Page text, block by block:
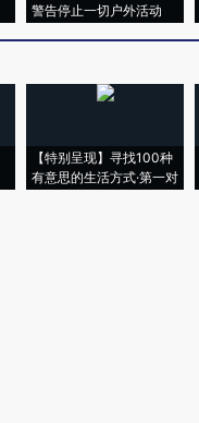
警告停止一切户外活动
【特别呈现】寻找100种
有意思的生活方式·第一对